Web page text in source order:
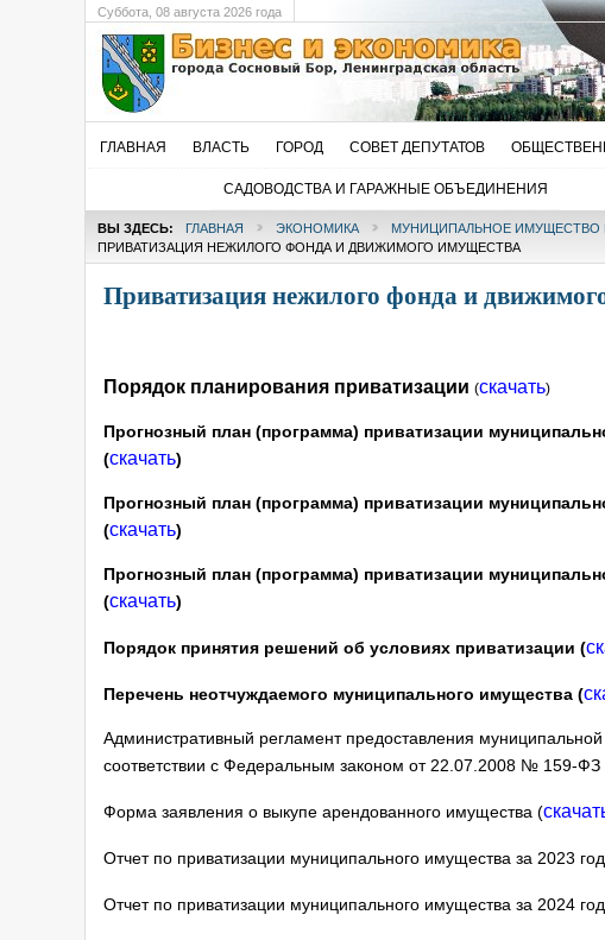
Суббота , 08 августа 2026 года
ГЛАВНАЯ ВЛАСТЬ ГОРОД СОВЕТ ДЕПУТАТОВ
САДОВОДСТВА И ГАРАЖНЫЕ ОБЪЕДИНЕНИЯ
ВЫ ЗДЕСЬ: ГЛАВНАЯ ЭКОНОМИКА МУНИЦИПАЛЬНОЕ ИМУЩЕСТВО
ПРИВАТИЗАЦИЯ НЕЖИЛОГО ФОНДА И ДВИЖИМОГО ИМУЩЕСТВА
Приватизация нежилого фонда и
Порядок планирования приватизации (скачать)
Прогнозный план (программа) приватизации
(скачать)
Прогнозный план (программа) приватизации
(скачать)
Прогнозный план (программа) приватизации
(скачать)
Порядок принятия решений об условиях приватизации (
Перечень неотчуждаемого муниципального имущества (
Административный регламент предоставления
соответствии с Федеральным законом от 22.07.2008 № 159-ФЗ
Форма заявления о выкупе арендованного имущества (
Отчет по приватизации муниципального имущества за 2023
Отчет по приватизации муниципального имущества за 2024